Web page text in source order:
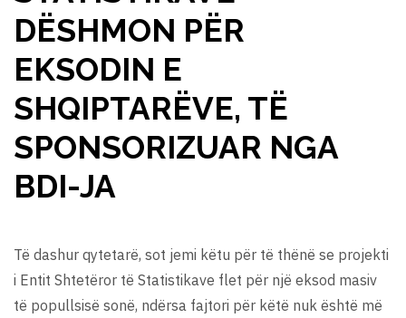
DËSHMON PËR
EKSODIN E
SHQIPTARËVE, TË
SPONSORIZUAR NGA
BDI-JA
Të dashur qytetarë, sot jemi këtu për të thënë se projekti
i Entit Shtetëror të Statistikave flet për një eksod masiv
të popullsisë sonë, ndërsa fajtori për këtë nuk është më